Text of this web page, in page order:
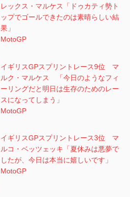
レックス・マルケス「ドゥカティ勢ト
ップでゴールできたのは素晴らしい結
果」
MotoGP
イギリスGPスプリントレース9位 マ
ルク・マルケス 「今日のようなフィ
ーリングだと明日は生存のためのレー
スになってしまう」
MotoGP
イギリスGPスプリントレース3位 マ
ルコ・ベッツェッキ「夏休みは悪夢で
したが、今日は本当に嬉しいです」
MotoGP